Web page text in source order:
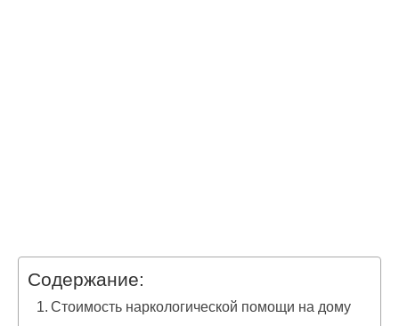
Содержание:
Стоимость наркологической помощи на дому